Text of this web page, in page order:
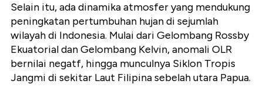
Selain itu, ada dinamika atmosfer yang mendukung
peningkatan pertumbuhan hujan di sejumlah
wilayah di Indonesia. Mulai dari Gelombang Rossby
Ekuatorial dan Gelombang Kelvin, anomali OLR
bernilai negatf, hingga munculnya Siklon Tropis
Jangmi di sekitar Laut Filipina sebelah utara Papua.